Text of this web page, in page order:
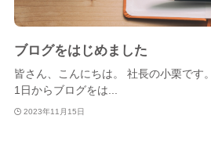
ブログをはじめました
皆さん、こんにちは。 社長の小栗です
1日からブログをは...
2023年11月15日